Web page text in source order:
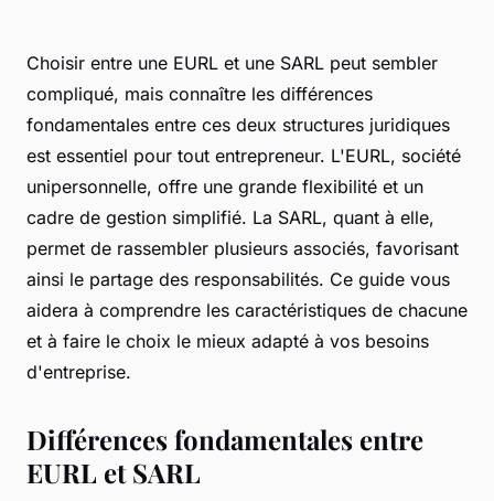
Choisir entre une EURL et une SARL peut sembler
compliqué, mais connaître les différences
fondamentales entre ces deux structures juridiques
est essentiel pour tout entrepreneur. L'EURL, société
unipersonnelle, offre une grande flexibilité et un
cadre de gestion simplifié. La SARL, quant à elle,
permet de rassembler plusieurs associés, favorisant
ainsi le partage des responsabilités. Ce guide vous
aidera à comprendre les caractéristiques de chacune
et à faire le choix le mieux adapté à vos besoins
d'entreprise.
Différences fondamentales entre
EURL et SARL